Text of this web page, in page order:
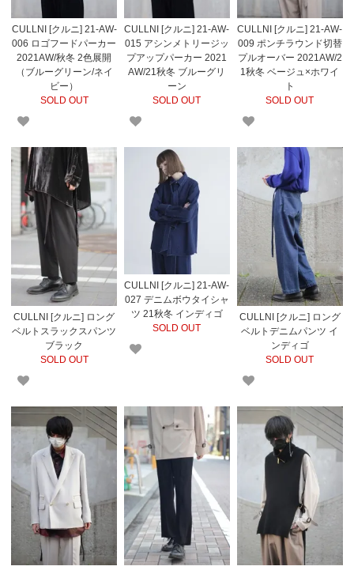
CULLNI [クルニ] 21-AW-
006 ロゴフードパーカー
2021AW/秋冬 2色展開
（ブルーグリーン/ネイ
ビー）
SOLD OUT
CULLNI [クルニ] 21-AW-
015 アシンメトリージッ
プアップパーカー 2021
AW/21秋冬 ブルーグリ
ーン
SOLD OUT
CULLNI [クルニ] 21-AW-
009 ポンチラウンド切替
プルオーバー 2021AW/2
1秋冬 ベージュ×ホワイ
ト
SOLD OUT
CULLNI [クルニ] ロング
ベルトスラックスパンツ
ブラック
SOLD OUT
CULLNI [クルニ] 21-AW-
027 デニムボウタイシャ
ツ 21秋冬 インディゴ
SOLD OUT
CULLNI [クルニ] ロング
ベルトデニムパンツ イ
ンディゴ
SOLD OUT